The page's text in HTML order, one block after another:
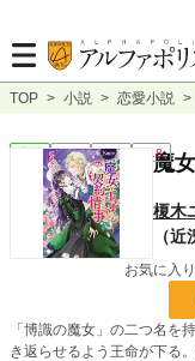
TOP > 小説 > 恋愛小説 >
完結 長編 R18魔
榎木
（
お気に入
「博識の魔女」の二つ名を
き返らせるよう王命が下る